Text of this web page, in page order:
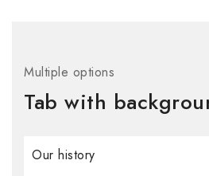
Multiple options
Tab with
Our history